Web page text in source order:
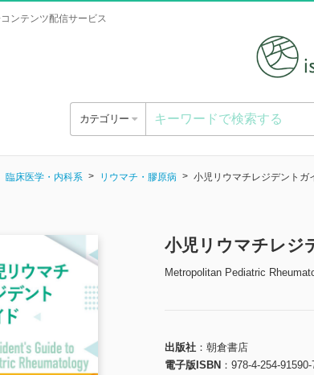
ンテンツ配信サービス
カテゴリー
臨床医学・内科系 リウマチ・膠原病 小児リウマチレジデントガ
小児リウマチレジ
Metropolitan Pediatric
出版社
朝倉書店
電子版ISBN
978-4-254-91590-